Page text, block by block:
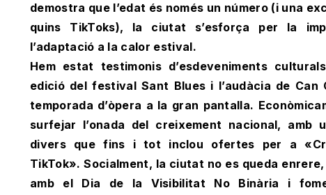
demostra que l’edat és només un número (i una
quins TikToks), la ciutat s’esforça per la
l’adaptació a la calor estival.
Hem estat testimonis d’esdeveniments
edició del festival Sant Blues i l’audàcia de
temporada d’òpera a la gran pantalla.
surfejar l’onada del creixement nacional, amb
divers que fins i tot inclou ofertes per a
TikTok». Socialment, la ciutat no es queda
amb el Dia de la Visibilitat No Binària i